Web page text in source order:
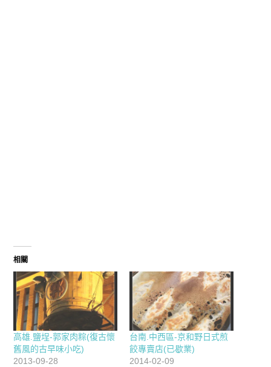
相關
高雄.鹽埕-郭家肉粽(復古懷
舊風的古早味小吃)
2013-09-28
台南.中西區-京和野日式煎
餃專賣店(已歇業)
2014-02-09